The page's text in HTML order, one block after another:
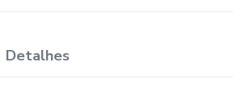
até os dias de hoje.
Detalhes